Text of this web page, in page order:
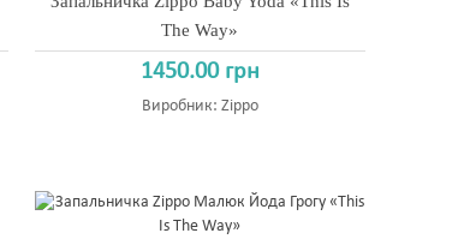
The Way»
1450.00 грн
Виробник: Zippo